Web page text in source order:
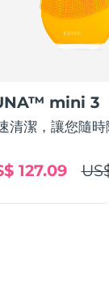
mini 3
清潔，讓您隨
127.09